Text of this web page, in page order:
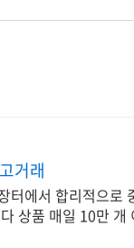
거래
터에서 합리적으로
상품 매일 10만 개